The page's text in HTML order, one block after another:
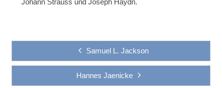
Johann Strauss und Joseph Haydn.
Samuel L. Jackson
Hannes Jaenicke